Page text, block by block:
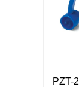
PZT-2